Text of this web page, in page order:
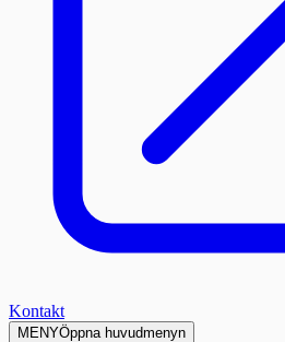
Kontakt
MENYÖppna huvudmenyn